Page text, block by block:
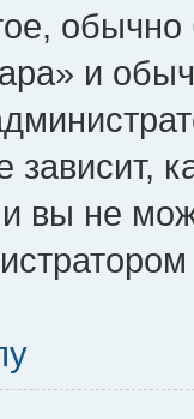
и
зависит,
вы не